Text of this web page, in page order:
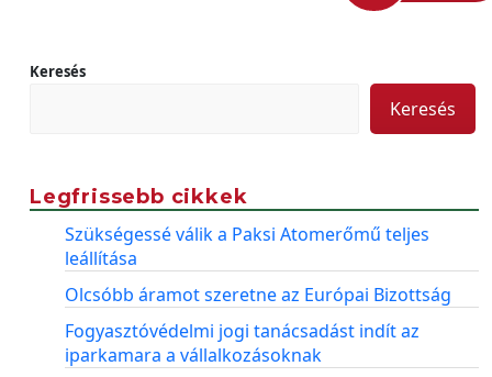
Keresés
Keresés
Legfrissebb cikkek
Szükségessé válik a Paksi Atomerőmű teljes
leállítása
Olcsóbb áramot szeretne az Európai Bizottság
Fogyasztóvédelmi jogi tanácsadást indít az
iparkamara a vállalkozásoknak